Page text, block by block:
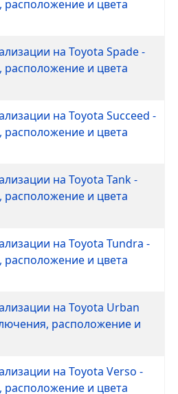
и цвета
на Toyota Spade -
и цвета
на Toyota Succeed -
и цвета
на Toyota Tank -
и цвета
на Toyota Tundra -
и цвета
на Toyota Urban
расположение и
на Toyota Verso -
и цвета